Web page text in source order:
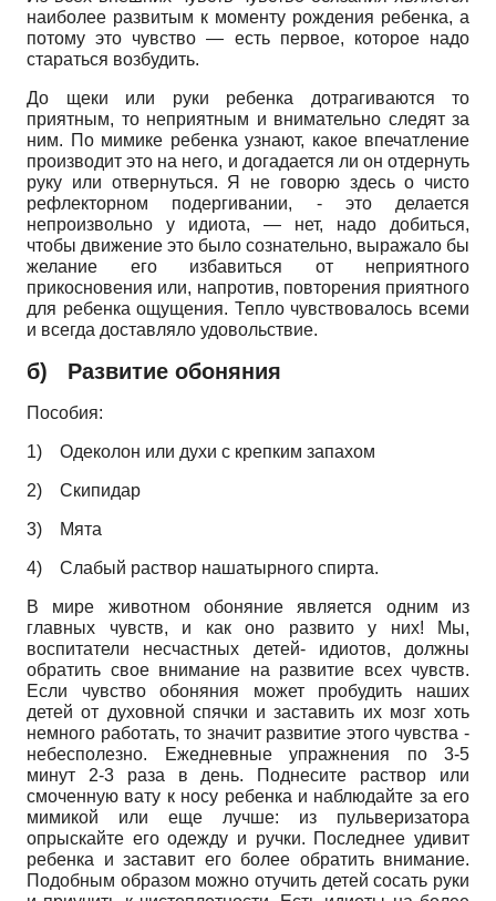
наиболее развитым к моменту рождения ребенка, а
потому это чувство — есть первое, которое надо
стараться возбудить.
До щеки или руки ребенка дотрагиваются то
приятным, то неприятным и внимательно следят за
ним. По мимике ребенка узнают, какое впечатление
производит это на него, и догадается ли он отдернуть
руку или отвернуться. Я не говорю здесь о чисто
рефлекторном подергивании, - это делается
непроизвольно у идиота, — нет, надо добиться,
чтобы движение это было сознательно, выражало бы
желание его избавиться от неприятного
прикосновения или, напротив, повторения приятного
для ребенка ощущения. Тепло чувствовалось всеми
и всегда доставляло удовольствие.
б) Развитие обоняния
Пособия:
1) Одеколон или духи с крепким запахом
2) Скипидар
3) Мята
4) Слабый раствор нашатырного спирта.
В мире животном обоняние является одним из
главных чувств, и как оно развито у них! Мы,
воспитатели несчастных детей- идиотов, должны
обратить свое внимание на развитие всех чувств.
Если чувство обоняния может пробудить наших
детей от духовной спячки и заставить их мозг хоть
немного работать, то значит развитие этого чувства -
небесполезно. Ежедневные упражнения по 3-5
минут 2-3 раза в день. Поднесите раствор или
смоченную вату к носу ребенка и наблюдайте за его
мимикой или еще лучше: из пульверизатора
опрыскайте его одежду и ручки. Последнее удивит
ребенка и заставит его более обратить внимание.
Подобным образом можно отучить детей сосать руки